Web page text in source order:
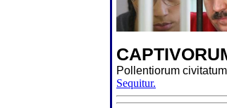
Pollentiorum
Sequitur.